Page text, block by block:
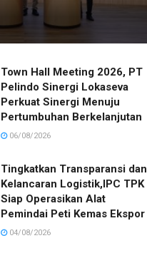
Town Hall Meeting 2026, PT
Pelindo Sinergi Lokaseva
Perkuat Sinergi Menuju
Pertumbuhan Berkelanjutan
06/08/2026
Tingkatkan Transparansi dan
Kelancaran Logistik,IPC TPK
Siap Operasikan Alat
Pemindai Peti Kemas Ekspor
04/08/2026